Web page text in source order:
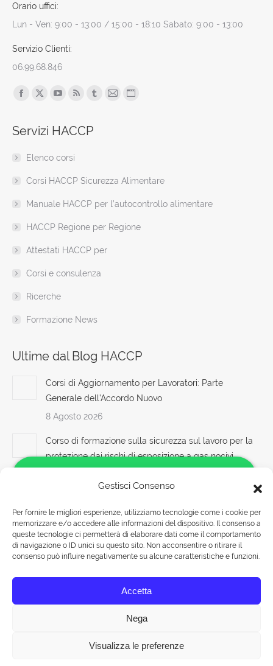
Gestisci Consenso
Per fornire le migliori esperienze, utilizziamo tecnologie come i cookie per
memorizzare e/o accedere alle informazioni del dispositivo. Il consenso a
queste tecnologie ci permetterà di elaborare dati come il comportamento
di navigazione o ID unici su questo sito. Non acconsentire o ritirare il
consenso può influire negativamente su alcune caratteristiche e funzioni.
Accetta
Nega
Visualizza le preferenze
Orario uffici:
Lun - Ven: 9:00 - 13:00 / 15:00 - 18:10 Sabato: 9:00 - 13:00
Servizio Clienti:
06.99.68.846
Find us on:
Facebook
opens
new
window
X
opens
new
window
opens
new
window
opens
window
Tumblr
window
Mail
window
Sito
new
Servizi HACCP
Elenco corsi
Corsi HACCP Sicurezza Alimentare
Manuale HACCP per l’autocontrollo alimentare
HACCP Regione per Regione
Attestati HACCP per
Corsi e consulenza
Ricerche
Formazione News
Ultime dal Blog HACCP
Corsi di Aggiornamento per Lavoratori: Parte
Generale dell’Accordo Nuovo
8 Agosto 2026
Corso di formazione sulla sicurezza sul lavoro per la
protezione dai rischi di esposizione a gas nocivi
di sicurezza sul lavoro Nuovo accordo stato regioni
2025 corso formatori videoconferenza fad aula
virtuale integrazione corso lavoratori datore parte
base generale Corsi per Datori di Lavoro con compiti
Salve!
Come possiamo aiutarti?
Rispondiamo nei seguenti orari:
Lunedì-Venerdì 09:00-18:00
Sabato 09:00-13:00